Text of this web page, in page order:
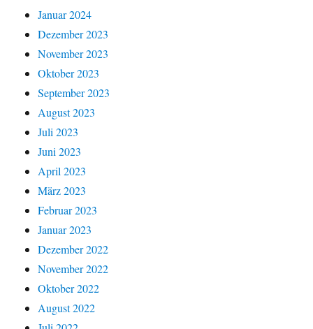
Januar 2024
Dezember 2023
November 2023
Oktober 2023
September 2023
August 2023
Juli 2023
Juni 2023
April 2023
März 2023
Februar 2023
Januar 2023
Dezember 2022
November 2022
Oktober 2022
August 2022